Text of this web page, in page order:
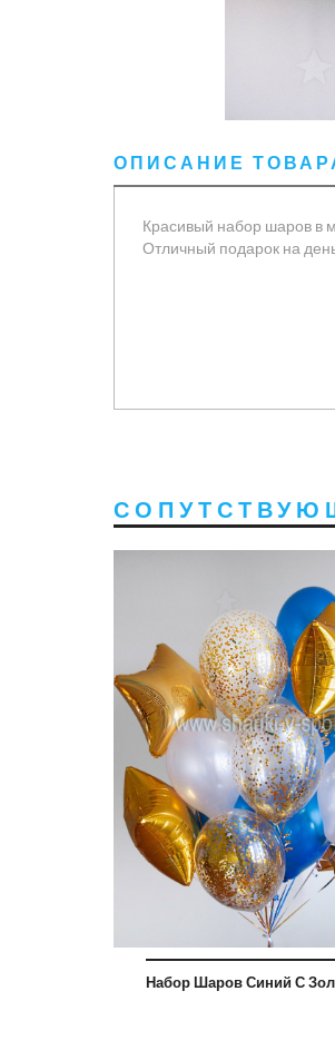
ОПИСАНИЕ
Красивый набор шаров в
Отличный подарок на
Набор Шаров Синий С
2700